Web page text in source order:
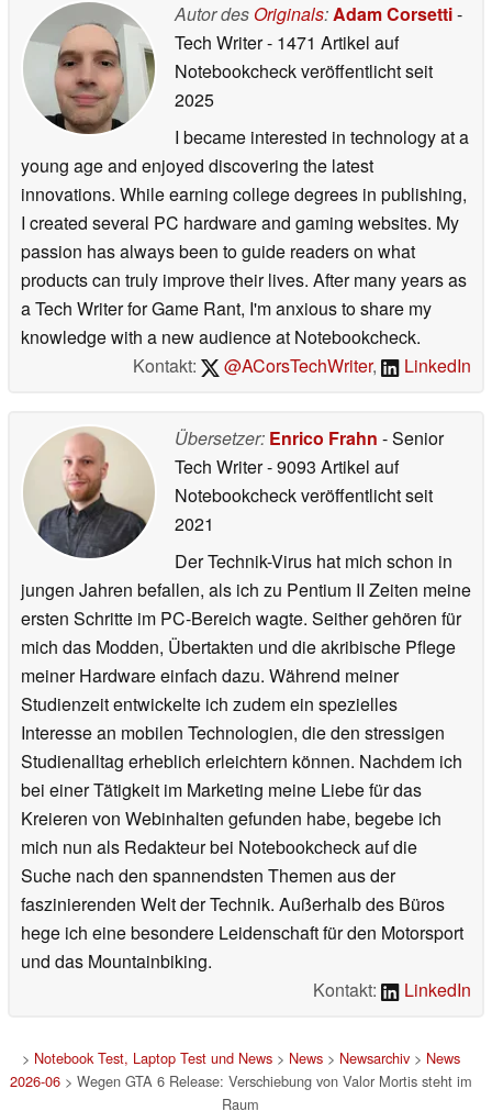
Autor des Originals:Adam Corsetti-
Tech Writer- 1471 Artikel auf
Notebookcheck veröffentlichtseit
2025
I became interested in technology at a
young age and enjoyed discovering the latest
innovations. While earning college degrees in publishing,
I created several PC hardware and gaming websites. My
passion has always been to guide readers on what
products can truly improve their lives. After many years as
a Tech Writer for Game Rant, I'm anxious to share my
knowledge with a new audience at Notebookcheck.
Kontakt:
@ACorsTechWriter, LinkedIn
Übersetzer: Enrico Frahn - Senior
Tech Writer- 9093 Artikel auf
Notebookcheck veröffentlichtseit
2021
Der Technik-Virus hat mich schon in
jungen Jahren befallen, als ich zu Pentium II Zeiten meine
ersten Schritte im PC-Bereich wagte. Seither gehören für
mich das Modden, Übertakten und die akribische Pflege
meiner Hardware einfach dazu. Während meiner
Studienzeit entwickelte ich zudem ein spezielles
Interesse an mobilen Technologien, die den stressigen
Studienalltag erheblich erleichtern können. Nachdem ich
bei einer Tätigkeit im Marketing meine Liebe für das
Kreieren von Webinhalten gefunden habe, begebe ich
mich nun als Redakteur bei Notebookcheck auf die
Suche nach den spannendsten Themen aus der
faszinierenden Welt der Technik. Außerhalb des Büros
hege ich eine besondere Leidenschaft für den Motorsport
und das Mountainbiking.
Kontakt:
LinkedIn
> Notebook Test, Laptop Test und News> News> Newsarchiv> News
2026-06> Wegen GTA 6 Release: Verschiebung von Valor Mortis steht im
Raum